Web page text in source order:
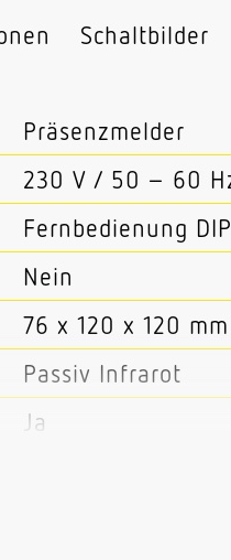
Schaltbilder
Präsenzmelder
230 V / 50 – 60
Fernbedienung
Nein
76 x 120 x 120 mm
Passiv Infrarot
Ja